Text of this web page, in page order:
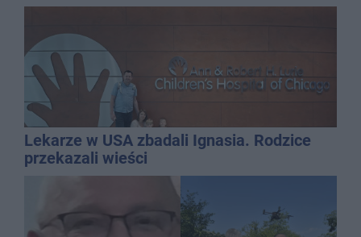
Lekarze w USA zbadali Ignasia. Rodzice
przekazali wieści